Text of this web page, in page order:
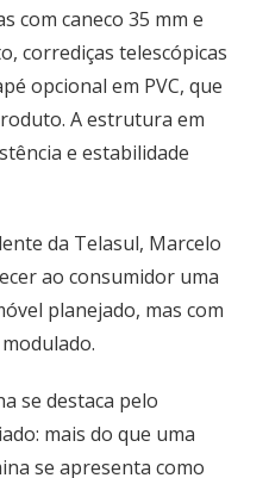
com caneco 35 mm e
corrediças telescópicas
opcional em PVC, que
A estrutura em
e estabilidade
da Telasul, Marcelo
ao consumidor uma
planejado, mas com
se destaca pelo
mais do que uma
se apresenta como